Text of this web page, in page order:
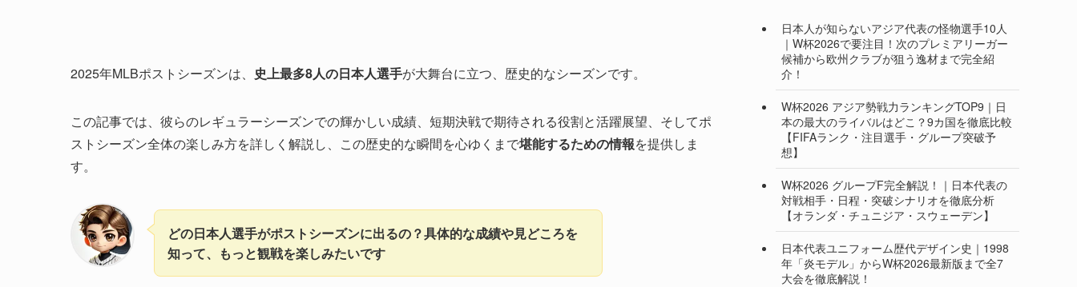
2025年MLBポストシーズンは、 史上最多8人の日本人選手が大舞台に立つ、歴史的なシーズンです。
この記事では、彼らのレギュラーシーズンでの輝かしい成績、短期決戦で期待される役割と活躍展望、そしてポ
ストシーズン全体の楽しみ方を詳しく解説し、この歴史的な瞬間を心ゆくまで堪能するための情報を提供しま
す。
どの日本人選手がポストシーズンに出るの？具体的な成績や見どころを
知って、もっと観戦を楽しみたいです
日本人が知らないアジア代表の怪物選手10人
｜W杯2026で要注目！次のプレミアリーガー
候補から欧州クラブが狙う逸材まで完全紹
介！
W杯2026 アジア勢戦力ランキングTOP9｜日
本の最大のライバルはどこ？9カ国を徹底比較
【FIFAランク・注目選手・グループ突破予
想】
W杯2026 グループF完全解説！｜日本代表の
対戦相手・日程・突破シナリオを徹底分析
【オランダ・チュニジア・スウェーデン】
日本代表ユニフォーム歴代デザイン史｜1998
年「炎モデル」からW杯2026最新版まで全7
大会を徹底解説！